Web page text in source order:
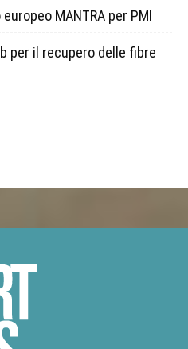
MANTRA per PMI
per il recupero delle fibre